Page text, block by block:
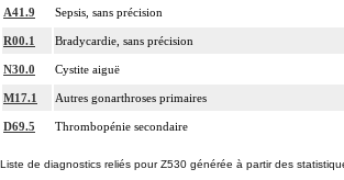
A41.9 Sepsis, sans précision
R00.1 Bradycardie, sans précision
N30.0 Cystite aiguë
M17.1 Autres gonarthroses primaires
D69.5 Thrombopénie secondaire
Liste de diagnostics reliés pour Z530 générée à partir des